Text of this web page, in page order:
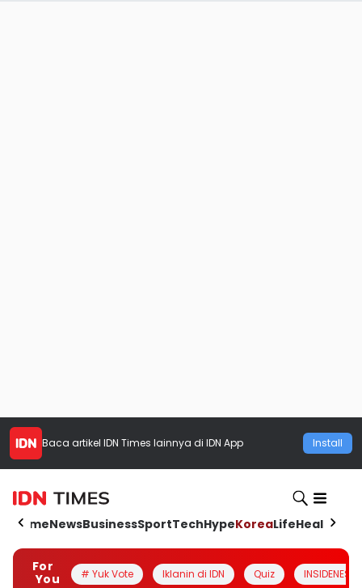
Baca artikel IDN Times lainnya di IDN App Install
HomeNewsBusinessSportTechHypeKoreaLifeHealth
For
You
# Yuk Vote Iklanin di IDN Quiz INSIDENESIA